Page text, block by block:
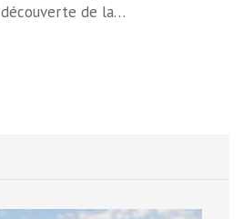
découverte de la…